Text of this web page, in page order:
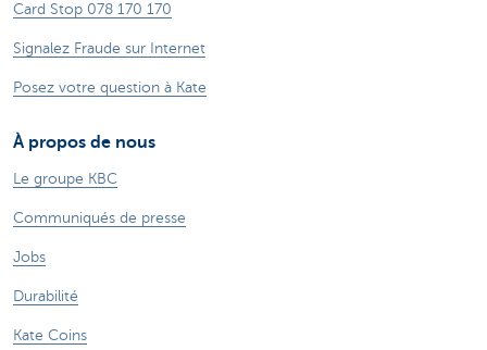
Card Stop 078 170 170
Signalez Fraude sur Internet
Posez votre question à Kate
À propos de nous
Le groupe KBC
Communiqués de presse
Jobs
Durabilité
Kate Coins